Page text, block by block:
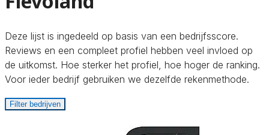
Deze lijst is ingedeeld op basis van een bedrijfsscore.
Reviews en een compleet profiel hebben veel invloed op
de uitkomst. Hoe sterker het profiel, hoe hoger de ranking.
Voor ieder bedrijf gebruiken we dezelfde rekenmethode.
Filter bedrijven